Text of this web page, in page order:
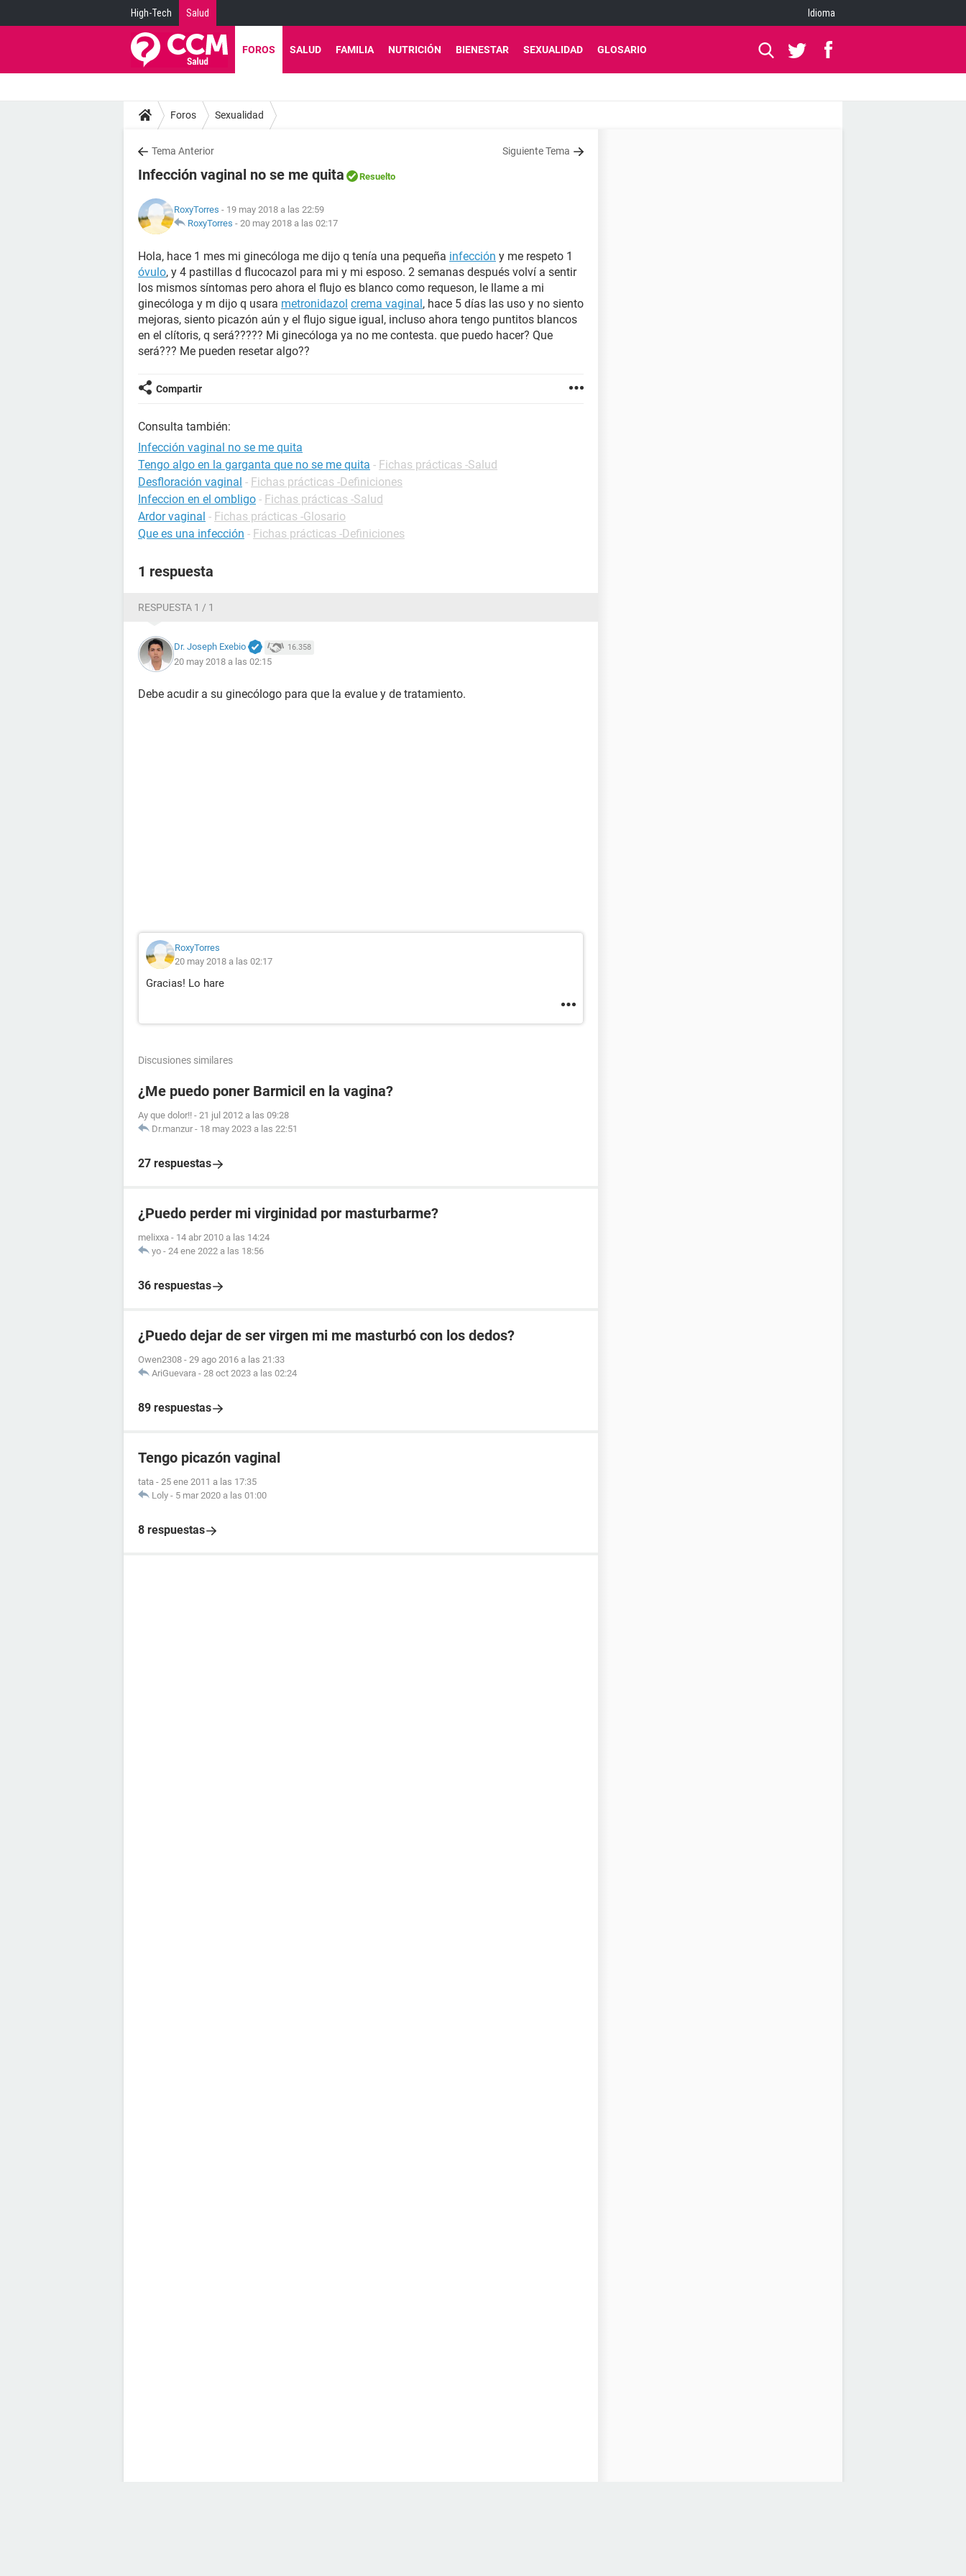
High-Tech Salud Idioma
FOROS SALUD FAMILIA NUTRICIÓN BIENESTAR SEXUALIDAD GLOSARIO
Foros Sexualidad
Tema Anterior Siguiente Tema
Infección vaginal no se me quita Resuelto
RoxyTorres - 19 may 2018 a las 22:59
RoxyTorres - 20 may 2018 a las 02:17
Hola, hace 1 mes mi ginecóloga me dijo q tenía una pequeña infección y me respeto 1
óvulo, y 4 pastillas d flucocazol para mi y mi esposo. 2 semanas después volví a sentir
los mismos síntomas pero ahora el flujo es blanco como requeson, le llame a mi
ginecóloga y m dijo q usara metronidazol crema vaginal, hace 5 días las uso y no siento
mejoras, siento picazón aún y el flujo sigue igual, incluso ahora tengo puntitos blancos
en el clítoris, q será????? Mi ginecóloga ya no me contesta. que puedo hacer? Que
será??? Me pueden resetar algo??
Compartir
Consulta también:
Infección vaginal no se me quita
Tengo algo en la garganta que no se me quita - Fichas prácticas -Salud
Desfloración vaginal - Fichas prácticas -Definiciones
Infeccion en el ombligo - Fichas prácticas -Salud
Ardor vaginal - Fichas prácticas -Glosario
Que es una infección - Fichas prácticas -Definiciones
1 respuesta
RESPUESTA 1 / 1
Dr. Joseph Exebio 16.358
20 may 2018 a las 02:15
Debe acudir a su ginecólogo para que la evalue y de tratamiento.
RoxyTorres
20 may 2018 a las 02:17
Gracias! Lo hare
Discusiones similares
¿Me puedo poner Barmicil en la vagina?
Ay que dolor!! - 21 jul 2012 a las 09:28
Dr.manzur - 18 may 2023 a las 22:51
27 respuestas
¿Puedo perder mi virginidad por masturbarme?
melixxa - 14 abr 2010 a las 14:24
yo - 24 ene 2022 a las 18:56
36 respuestas
¿Puedo dejar de ser virgen mi me masturbó con los dedos?
Owen2308 - 29 ago 2016 a las 21:33
AriGuevara - 28 oct 2023 a las 02:24
89 respuestas
Tengo picazón vaginal
tata - 25 ene 2011 a las 17:35
Loly - 5 mar 2020 a las 01:00
8 respuestas